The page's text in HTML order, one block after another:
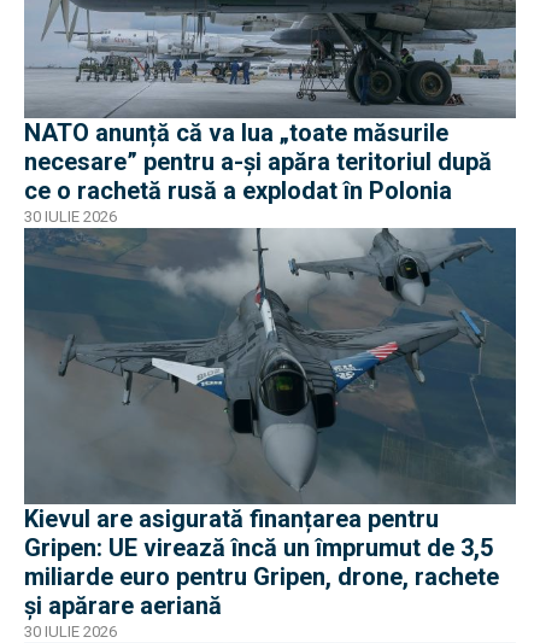
NATO anunță că va lua „toate măsurile
necesare” pentru a-și apăra teritoriul după
ce o rachetă rusă a explodat în Polonia
30 IULIE 2026
Kievul are asigurată finanțarea pentru
Gripen: UE virează încă un împrumut de 3,5
miliarde euro pentru Gripen, drone, rachete
și apărare aeriană
30 IULIE 2026